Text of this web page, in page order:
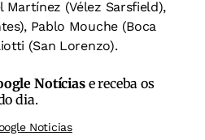
Martínez (Vélez Sarsfield),
Pablo Mouche (Boca
(San Lorenzo).
Notíciase receba os
dia.
Noticias